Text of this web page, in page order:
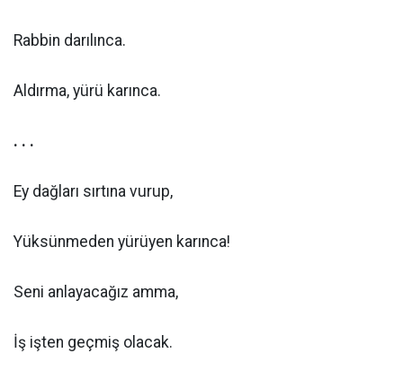
Rabbin darılınca.
Aldırma, yürü karınca.
. . .
Ey dağları sırtına vurup,
Yüksünmeden yürüyen karınca!
Seni anlayacağız amma,
İş işten geçmiş olacak.